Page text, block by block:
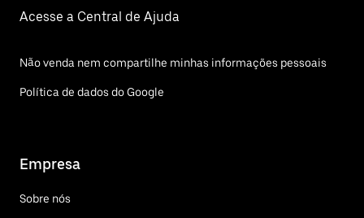
Acesse a Central de Ajuda
Não venda nem compartilhe minhas informações pessoais
Política de dados do Google
Empresa
Sobre nós